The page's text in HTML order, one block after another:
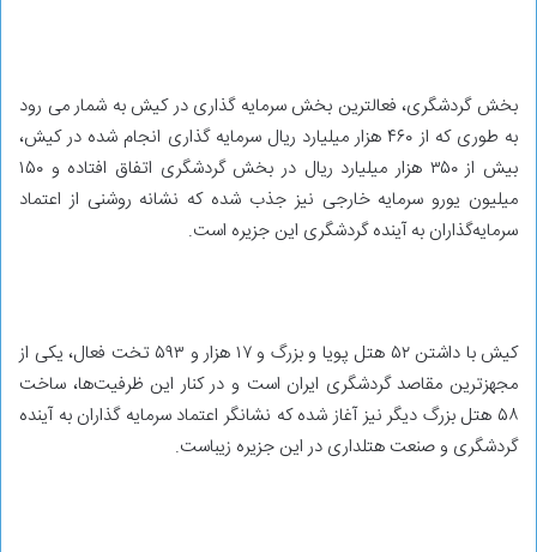
بخش گردشگری، فعالترین بخش سرمایه گذاری در کیش به شمار می رود
به طوری که از ۴۶۰ هزار میلیارد ریال سرمایه گذاری انجام شده در کیش،
بیش از ۳۵۰ هزار میلیارد ریال در بخش گردشگری اتفاق افتاده و ۱۵۰
میلیون یورو سرمایه خارجی نیز جذب شده که نشانه روشنی از اعتماد
سرمایه‌گذاران به آینده گردشگری این جزیره است.
کیش با داشتن ۵۲ هتل پویا و بزرگ و ۱۷ هزار و ۵۹۳ تخت فعال، یکی از
مجهزترین مقاصد گردشگری ایران است و در کنار این ظرفیت‌ها، ساخت
۵۸ هتل بزرگ دیگر نیز آغاز شده که نشانگر اعتماد سرمایه گذاران به آینده
گردشگری و صنعت هتلداری در این جزیره زیباست.